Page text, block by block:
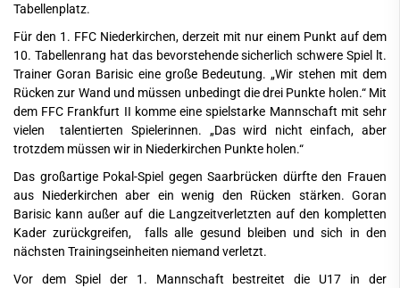
Tabellenplatz.
Für den 1. FFC Niederkirchen, derzeit mit nur einem Punkt auf dem
10. Tabellenrang hat das bevorstehende sicherlich schwere Spiel lt.
Trainer Goran Barisic eine große Bedeutung. „Wir stehen mit dem
Rücken zur Wand und müssen unbedingt die drei Punkte holen.“ Mit
dem FFC Frankfurt II komme eine spielstarke Mannschaft mit sehr
vielen talentierten Spielerinnen. „Das wird nicht einfach, aber
trotzdem müssen wir in Niederkirchen Punkte holen.“
Das großartige Pokal-Spiel gegen Saarbrücken dürfte den Frauen
aus Niederkirchen aber ein wenig den Rücken stärken. Goran
Barisic kann außer auf die Langzeitverletzten auf den kompletten
Kader zurückgreifen, falls alle gesund bleiben und sich in den
nächsten Trainingseinheiten niemand verletzt.
Vor dem Spiel der 1. Mannschaft bestreitet die U17 in der